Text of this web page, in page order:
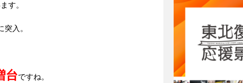
す。
入。
台ですね。